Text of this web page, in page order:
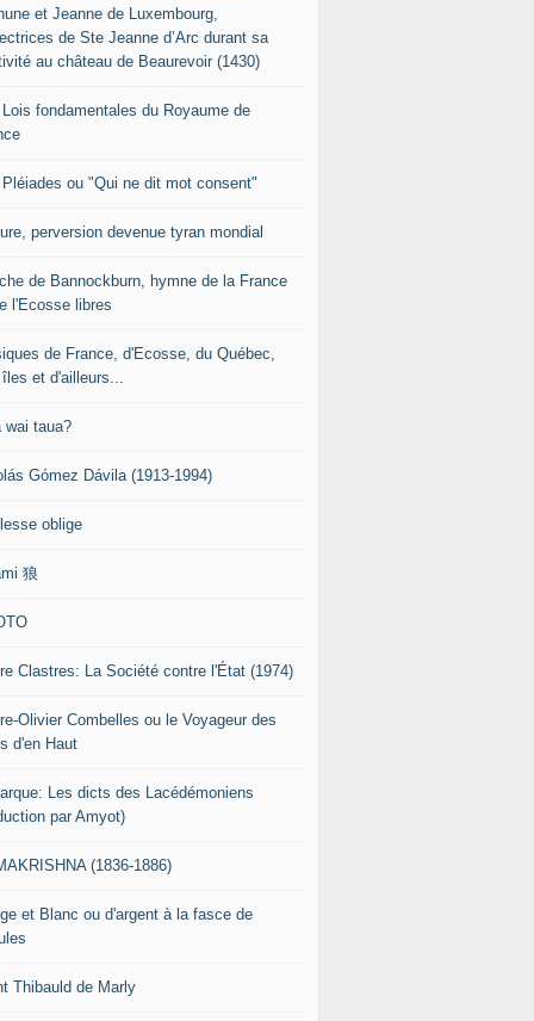
et Jeanne de Luxembourg,
de Ste Jeanne d’Arc durant sa
au château de Beaurevoir (1430)
fondamentales du Royaume de
Pléiades ou "Qui ne dit mot consent"
perversion devenue tyran mondial
de Bannockburn, hymne de la France
l'Ecosse libres
de France, d'Ecosse, du Québec,
et d'ailleurs...
wai taua?
Gómez Dávila (1913-1994)
oblige
狼
Clastres: La Société contre l'État (1974)
Olivier Combelles ou le Voyageur des
d'en Haut
Les dicts des Lacédémoniens
par Amyot)
(1836-1886)
et Blanc ou d'argent à la fasce de
Thibauld de Marly